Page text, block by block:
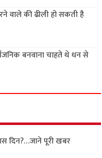
वाले की ढीली हो सकती है
बनवाना चाहते थे धन से
दिन?…जाने पूरी खबर